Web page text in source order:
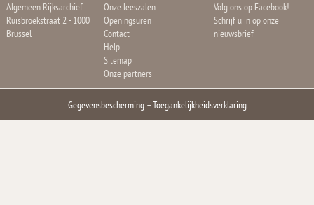
Algemeen Rijksarchief
Ruisbroekstraat 2 - 1000
Brussel
Onze leeszalen
Openingsuren
Contact
Help
Sitemap
Onze partners
Volg ons op Facebook!
Schrijf u in op onze
nieuwsbrief
Gegevensbescherming–Toegankelijkheidsverklaring